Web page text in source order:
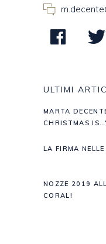
ULTIMI
MARTA
CHRISTMAS
LA FIRMA
NOZZE 2019
CORAL!